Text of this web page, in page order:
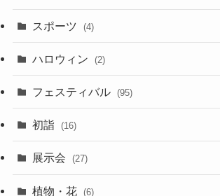
スポーツ (4)
ハロウィン (2)
フェスティバル (95)
初詣 (16)
展示会 (27)
植物・花 (6)